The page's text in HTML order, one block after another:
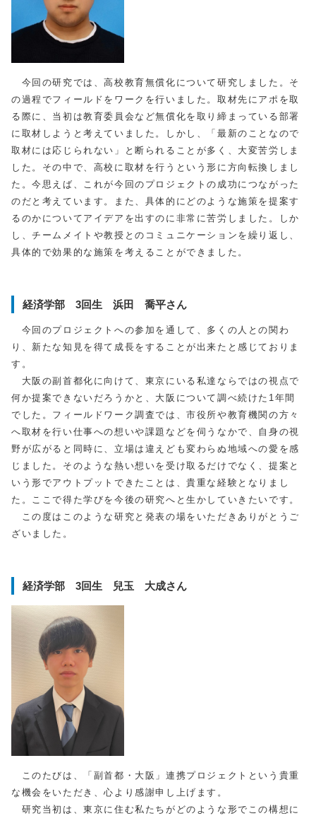
今回の研究では、高校教育無償化について研究しました。そ
の過程でフィールドをワークを行いました。取材先にアポを取
る際に、当初は教育委員会など無償化を取り締まっている部署
に取材しようと考えていました。しかし、「最新のことなので
取材には応じられない」と断られることが多く、大変苦労しま
した。その中で、高校に取材を行うという形に方向転換しまし
た。今思えば、これが今回のプロジェクトの成功につながった
のだと考えています。また、具体的にどのような施策を提案す
るのかについてアイデアを出すのに非常に苦労しました。しか
し、チームメイトや教授とのコミュニケーションを繰り返し、
具体的で効果的な施策を考えることができました。
経済学部 3回生 浜田 喬平さん
今回のプロジェクトへの参加を通して、多くの人との関わ
り、新たな知見を得て成長をすることが出来たと感じておりま
す。
大阪の副首都化に向けて、東京にいる私達ならではの視点で
何か提案できないだろうかと、大阪について調べ続けた 1年間
でした。フィールドワーク調査では、市役所や教育機関の方々
へ取材を行い仕事への想いや課題などを伺うなかで、自身の視
野が広がると同時に、立場は違えども変わらぬ地域への愛を感
じました。そのような熱い想いを受け取るだけでなく、提案と
いう形でアウトプットできたことは、貴重な経験となりまし
た。ここで得た学びを今後の研究へと生かしていきたいです。
この度はこのような研究と発表の場をいただきありがとうご
ざいました。
経済学部 3回生 兒玉 大成さん
このたびは、「副首都・大阪」連携プロジェクトという貴重
な機会をいただき、心より感謝申し上げます。
研究当初は、東京に住む私たちがどのような形でこの構想に